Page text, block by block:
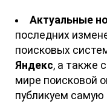
Актуальные
последних
поисковых
Яндекс, а также
мире поисковой
публикуем